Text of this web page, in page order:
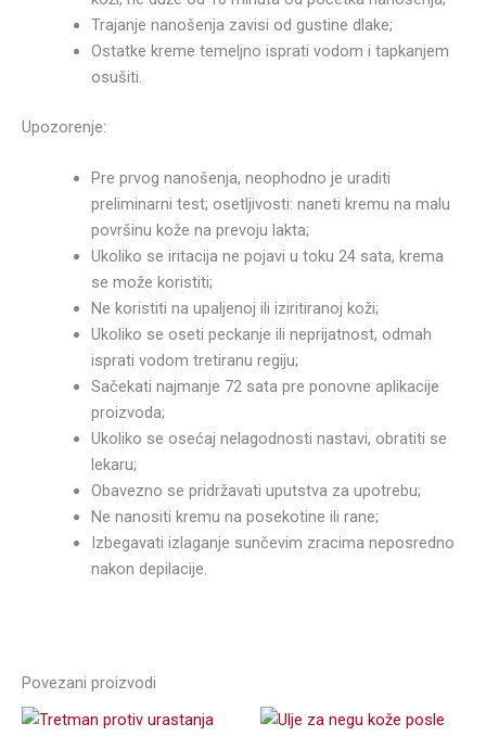
Trajanje nanošenja zavisi od gustine dlake;
Ostatke kreme temeljno isprati vodom i tapkanjem
osušiti.
Upozorenje:
Pre prvog nanošenja, neophodno je uraditi
preliminarni test; osetljivosti: naneti kremu na malu
površinu kože na prevoju lakta;
Ukoliko se iritacija ne pojavi u toku 24 sata, krema
se može koristiti;
Ne koristiti na upaljenoj ili iziritiranoj koži;
Ukoliko se oseti peckanje ili neprijatnost, odmah
isprati vodom tretiranu regiju;
Sačekati najmanje 72 sata pre ponovne aplikacije
proizvoda;
Ukoliko se osećaj nelagodnosti nastavi, obratiti se
lekaru;
Obavezno se pridržavati uputstva za upotrebu;
Ne nanositi kremu na posekotine ili rane;
Izbegavati izlaganje sunčevim zracima neposredno
nakon depilacije.
Povezani proizvodi